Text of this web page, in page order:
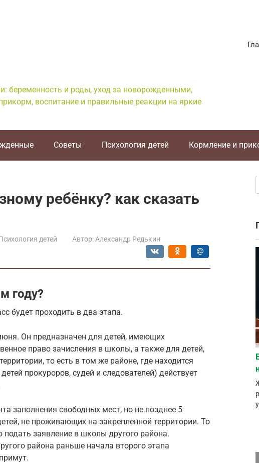
беременность и роды, уход за новорожденными,
воспитание и правильные реакции на яркие
Советы Психология детей Кормление и
ребёнку? как сказать
детей Автор: Александр Редькин
году?
будет проходить в два этапа.
Он предназначен для детей, имеющих
право зачисления в школы, а также для детей,
то есть в том же районе, где находится
прокуроров, судей и следователей) действует
заполнения свободных мест, но не позднее 5
не проживающих на закрепленной территории. То
подать заявление в школы другого района.
района раньше начала второго этапа